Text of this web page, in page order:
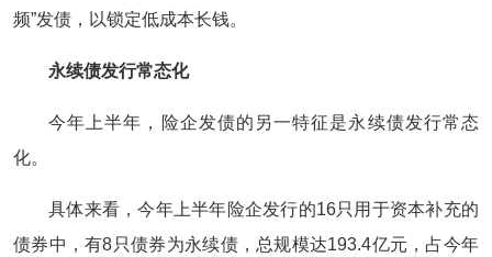
频”发债，以锁定低成本长钱。
永续债发行常态化
今年上半年，险企发债的另一特征是永续债发行常态
化。
具体来看，今年上半年险企发行的16只用于资本补充的
债券中，有8只债券为永续债，总规模达193.4亿元，占今年